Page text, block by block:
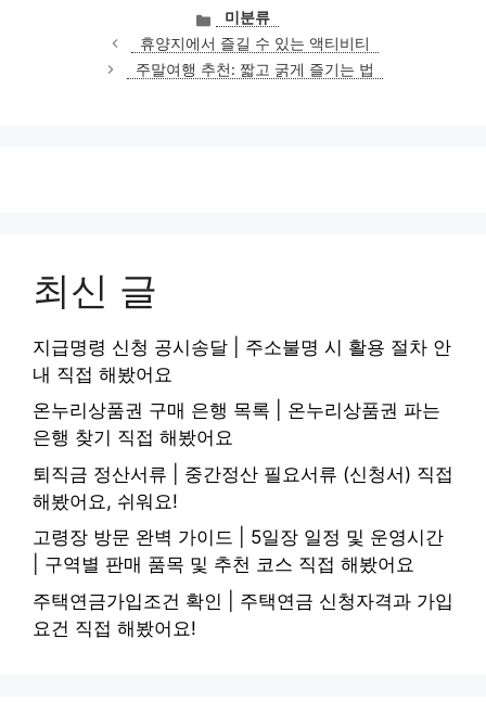
카
테
고
리
미분류
휴양지에서 즐길 수 있는 액티비티
주말여행 추천: 짧고 굵게 즐기는 법
최신 글
지급명령 신청 공시송달 | 주소불명 시 활용 절차 안
내 직접 해봤어요
온누리상품권 구매 은행 목록 | 온누리상품권 파는
은행 찾기 직접 해봤어요
퇴직금 정산서류 | 중간정산 필요서류 (신청서) 직접
해봤어요, 쉬워요!
고령장 방문 완벽 가이드 | 5일장 일정 및 운영시간
| 구역별 판매 품목 및 추천 코스 직접 해봤어요
주택연금가입조건 확인 | 주택연금 신청자격과 가입
요건 직접 해봤어요!